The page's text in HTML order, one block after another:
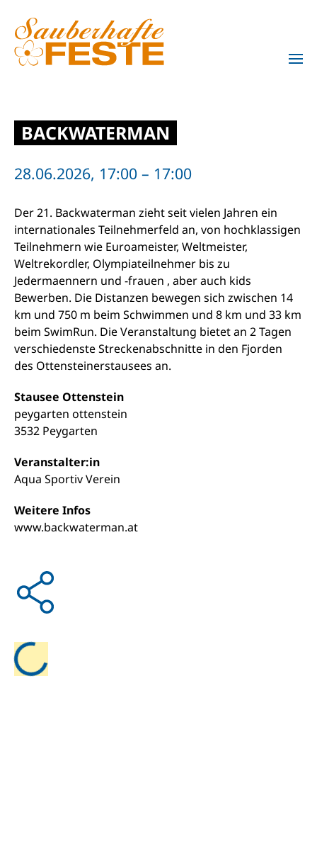
Zum Hauptinhalt springen
BACKWATERMAN
28.06.2026, 17:00 – 17:00
Der 21. Backwaterman zieht seit vielen Jahren ein
internationales Teilnehmerfeld an, von hochklassigen
Teilnehmern wie Euroameister, Weltmeister,
Weltrekordler, Olympiateilnehmer bis zu
Jedermaennern und -frauen , aber auch kids
Bewerben. Die Distanzen bewegen sich zwischen 14
km und 750 m beim Schwimmen und 8 km und 33 km
beim SwimRun. Die Veranstaltung bietet an 2 Tagen
verschiedenste Streckenabschnitte in den Fjorden
des Ottensteinerstausees an.
Stausee Ottenstein
peygarten ottenstein
3532 Peygarten
Veranstalter:in
Aqua Sportiv Verein
Weitere Infos
www.backwaterman.at